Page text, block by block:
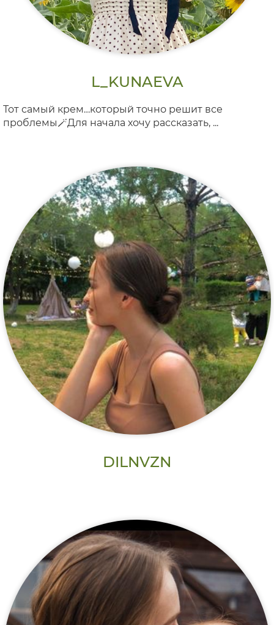
L_KUNAEVA
Тот самый крем…который точно решит все
проблемы🪄Для начала хочу рассказать, ...
DILNVZN